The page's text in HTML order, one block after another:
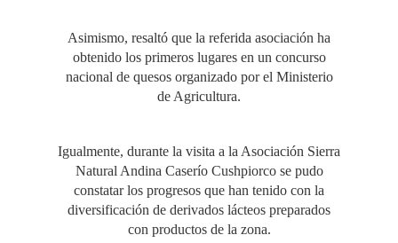
Asimismo, resaltó que la referida asociación ha
obtenido los primeros lugares en un concurso
nacional de quesos organizado por el Ministerio
de Agricultura.
Igualmente, durante la visita a la Asociación Sierra
Natural Andina Caserío Cushpiorco se pudo
constatar los progresos que han tenido con la
diversificación de derivados lácteos preparados
con productos de la zona.